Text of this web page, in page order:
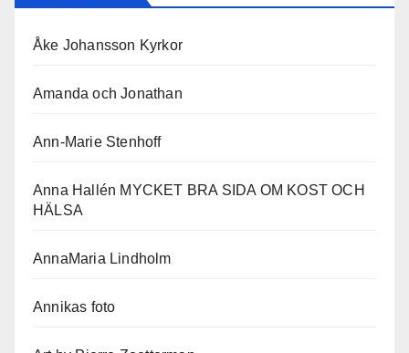
Åke Johansson Kyrkor
Amanda och Jonathan
Ann-Marie Stenhoff
Anna Hallén MYCKET BRA SIDA OM KOST OCH
HÄLSA
AnnaMaria Lindholm
Annikas foto